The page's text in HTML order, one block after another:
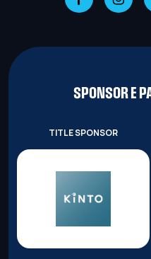
SPONSOR E
TITLE SPONSOR